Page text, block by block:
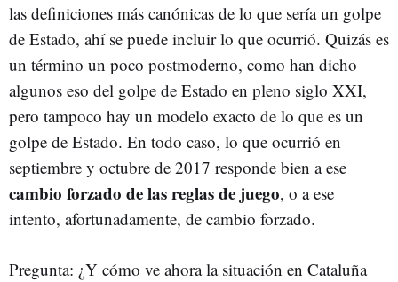
las definiciones más canónicas de lo que sería un golpe
de Estado, ahí se puede incluir lo que ocurrió. Quizás es
un término un poco postmoderno, como han dicho
algunos eso del golpe de Estado en pleno siglo XXI,
pero tampoco hay un modelo exacto de lo que es un
golpe de Estado. En todo caso, lo que ocurrió en
septiembre y octubre de 2017 responde bien a ese
cambio forzado de las reglas de juego, o a ese
intento, afortunadamente, de cambio forzado.
Pregunta: ¿Y cómo ve ahora la situación en Cataluña